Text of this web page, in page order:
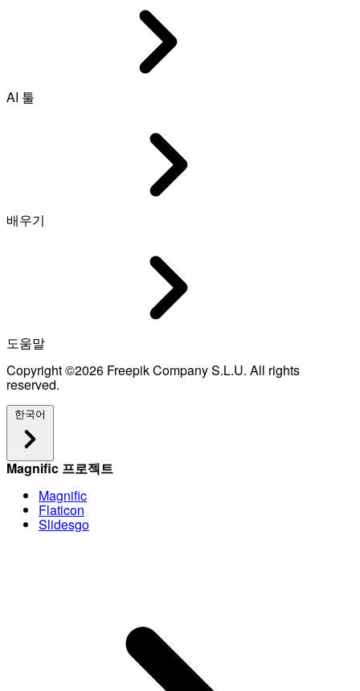
AI 툴
배우기
도움말
Copyright ©2026 Freepik Company S.L.U. All rights
reserved.
한국어
Magnific 프로젝트
Magnific
Flaticon
Slidesgo